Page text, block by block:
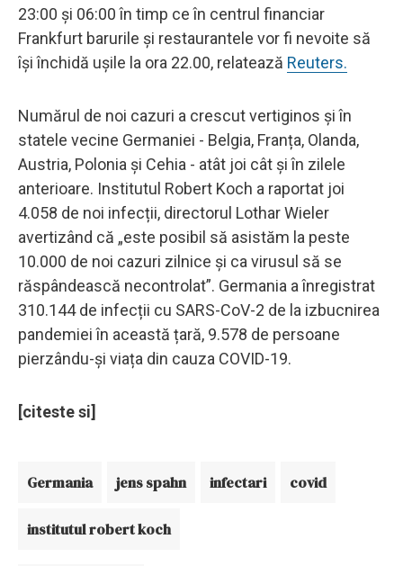
23:00 și 06:00 în timp ce în centrul financiar
Frankfurt barurile și restaurantele vor fi nevoite să
își închidă ușile la ora 22.00, relatează Reuters.
Numărul de noi cazuri a crescut vertiginos și în
statele vecine Germaniei - Belgia, Franța, Olanda,
Austria, Polonia și Cehia - atât joi cât și în zilele
anterioare. Institutul Robert Koch a raportat joi
4.058 de noi infecții, directorul Lothar Wieler
avertizând că „este posibil să asistăm la peste
10.000 de noi cazuri zilnice și ca virusul să se
răspândească necontrolat”. Germania a înregistrat
310.144 de infecții cu SARS-CoV-2 de la izbucnirea
pandemiei în această țară, 9.578 de persoane
pierzându-și viața din cauza COVID-19.
[citeste si]
Germania jens spahn infectari covid
institutul robert koch